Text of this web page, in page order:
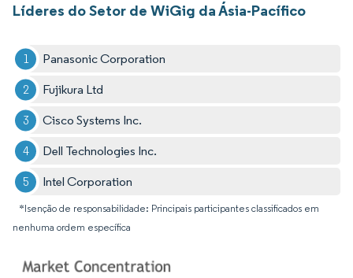
Líderes do Setor de WiGig da Ásia-Pacífico
Panasonic Corporation
Fujikura Ltd
Cisco Systems Inc.
Dell Technologies Inc.
Intel Corporation
*Isenção de responsabilidade: Principais participantes classificados em
nenhuma ordem específica